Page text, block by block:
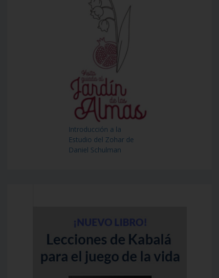
Introducción a la
Estudio del Zohar de
Daniel Schulman